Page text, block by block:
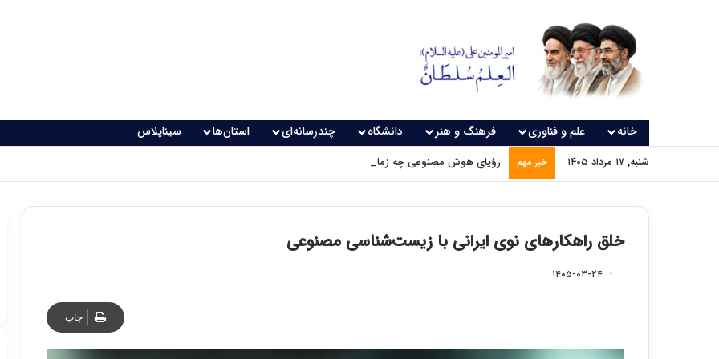
خانه علم و فناوری فرهنگ و هنر دانشگاه چندرسانه‌ای استان‌ها سیناپلاس
شنبه, ۱۷ مرداد ۱۴۰۵ خبر مهم رؤیای هوش مصنوعی چه زمانی واقعی می‌شود؟
خلق راهکارهای نوی ایرانی با زیست‌شناسی مصنوعی
۱۴۰۵-۰۳-۲۴
چاپ